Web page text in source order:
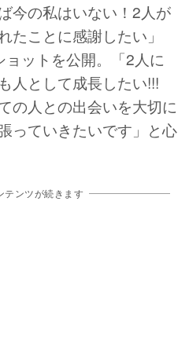
今の私はいない！2人が
たことに感謝したい」
ットを公開。「2人に
人として成長したい!!!
の人との出会いを大切に
っていきたいです」と心
テンツが続きます